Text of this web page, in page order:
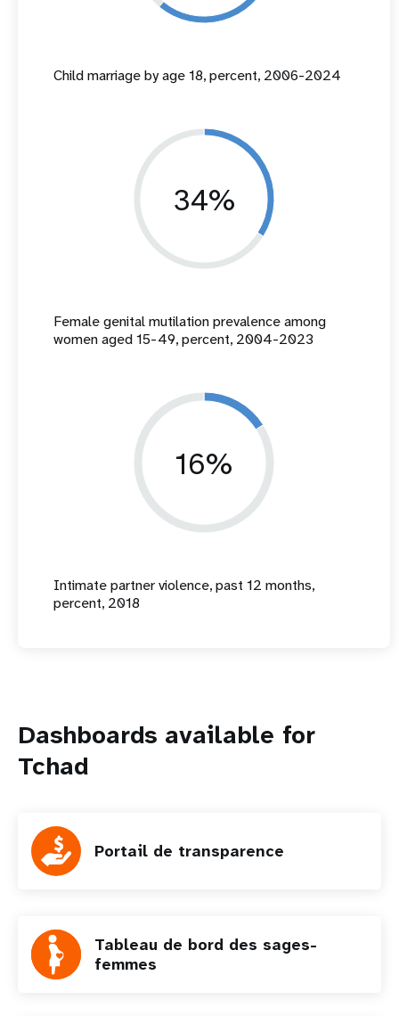
Child marriage by age 18, percent, 2006-2024
34%
Female genital mutilation prevalence among
women aged 15-49, percent, 2004-2023
16%
Intimate partner violence, past 12 months,
percent, 2018
Dashboards available for
Tchad
Portail de transparence
Tableau de bord des sages-
femmes